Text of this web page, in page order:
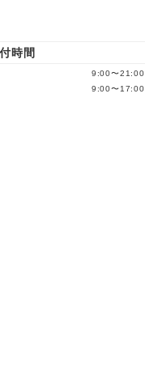
時間
9:00〜21:00
9:00〜17:00